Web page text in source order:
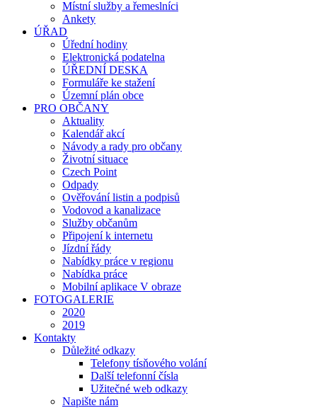
Místní služby a řemeslníci
Ankety
ÚŘAD
Úřední hodiny
Elektronická podatelna
ÚŘEDNÍ DESKA
Formuláře ke stažení
Územní plán obce
PRO OBČANY
Aktuality
Kalendář akcí
Návody a rady pro občany
Životní situace
Czech Point
Odpady
Ověřování listin a podpisů
Vodovod a kanalizace
Služby občanům
Připojení k internetu
Jízdní řády
Nabídky práce v regionu
Nabídka práce
Mobilní aplikace V obraze
FOTOGALERIE
2020
2019
Kontakty
Důležité odkazy
Telefony tísňového volání
Další telefonní čísla
Užitečné web odkazy
Napište nám